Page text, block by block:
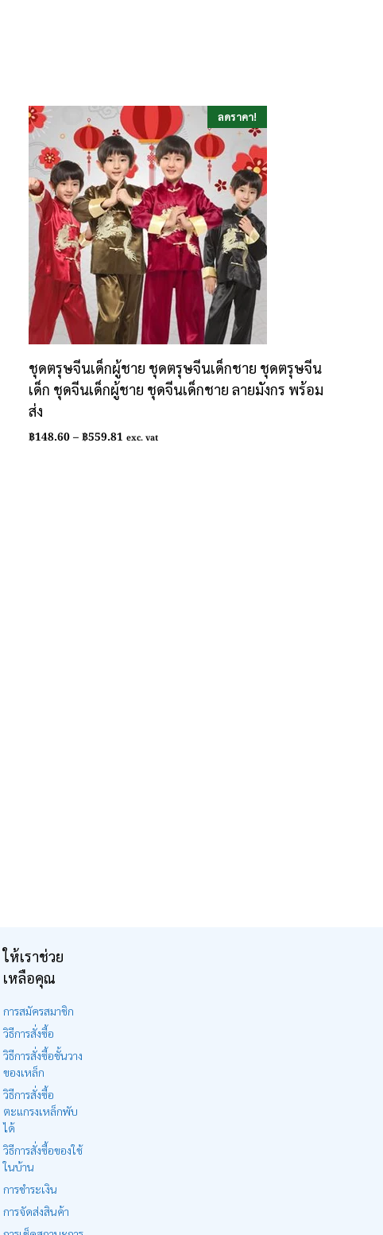
ลดราคา!
ชุดตรุษจีนเด็กผู้ชาย ชุดตรุษจีนเด็กชาย ชุดตรุษจีน
เด็ก ชุดจีนเด็กผู้ชาย ชุดจีนเด็กชาย ลายมังกร พร้อม
ส่ง
฿148.60–฿559.81 Price
exc. vat
ให้เราช่วย
เหลือคุณ
การสมัครสมาชิก
วิธีการสั่งซื้อ
วิธีการสั่งซื้อชั้นวาง
ของเหล็ก
วิธีการสั่งซื้อ
ตะแกรงเหล็กพับ
ได้
วิธีการสั่งซื้อของใช้
ในบ้าน
การชำระเงิน
การจัดส่งสินค้า